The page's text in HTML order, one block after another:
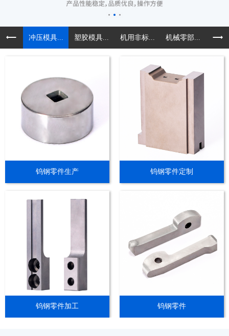
冲压模具... 塑胶模具... 机用非标... 机械零部... 精密
钨钢零件生产 钨钢零件定制
钨钢零件加工 钨钢零件